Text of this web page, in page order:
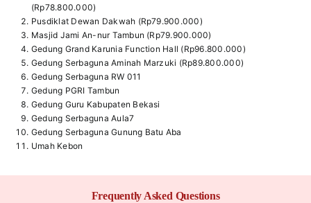
(Rp78.800.000)
Pusdiklat Dewan Dakwah (Rp79.900.000)
Masjid Jami An-nur Tambun (Rp79.900.000)
Gedung Grand Karunia Function Hall (Rp96.800.000)
Gedung Serbaguna Aminah Marzuki (Rp89.800.000)
Gedung Serbaguna RW 011
Gedung PGRI Tambun
Gedung Guru Kabupaten Bekasi
Gedung Serbaguna Aula7
Gedung Serbaguna Gunung Batu Aba
Umah Kebon
Frequently Asked Questions